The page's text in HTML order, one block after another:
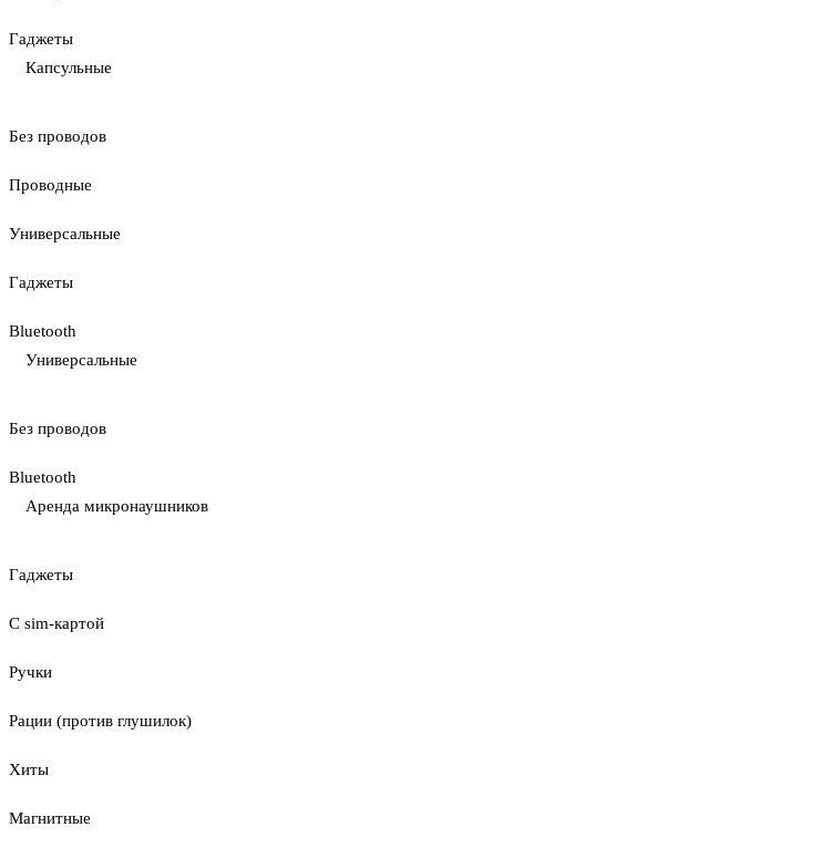
Гаджеты
Капсульные
Без проводов
Проводные
Универсальные
Гаджеты
Bluetooth
Универсальные
Без проводов
Bluetooth
Аренда микронаушников
Гаджеты
С sim-картой
Ручки
Рации (против глушилок)
Хиты
Магнитные